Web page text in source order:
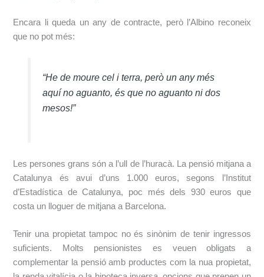
Encara li queda un any de contracte, però l’Albino reconeix
que no pot més:
“He de moure cel i terra, però un any més
aquí no aguanto, és que no aguanto ni dos
mesos!”
Les persones grans són a l’ull de l’huracà. La pensió mitjana a
Catalunya és avui d’uns 1.000 euros, segons l’Institut
d’Estadística de Catalunya, poc més dels 930 euros que
costa un lloguer de mitjana a Barcelona.
Tenir una propietat tampoc no és sinònim de tenir ingressos
suficients. Molts pensionistes es veuen obligats a
complementar la pensió amb productes com la nua propietat,